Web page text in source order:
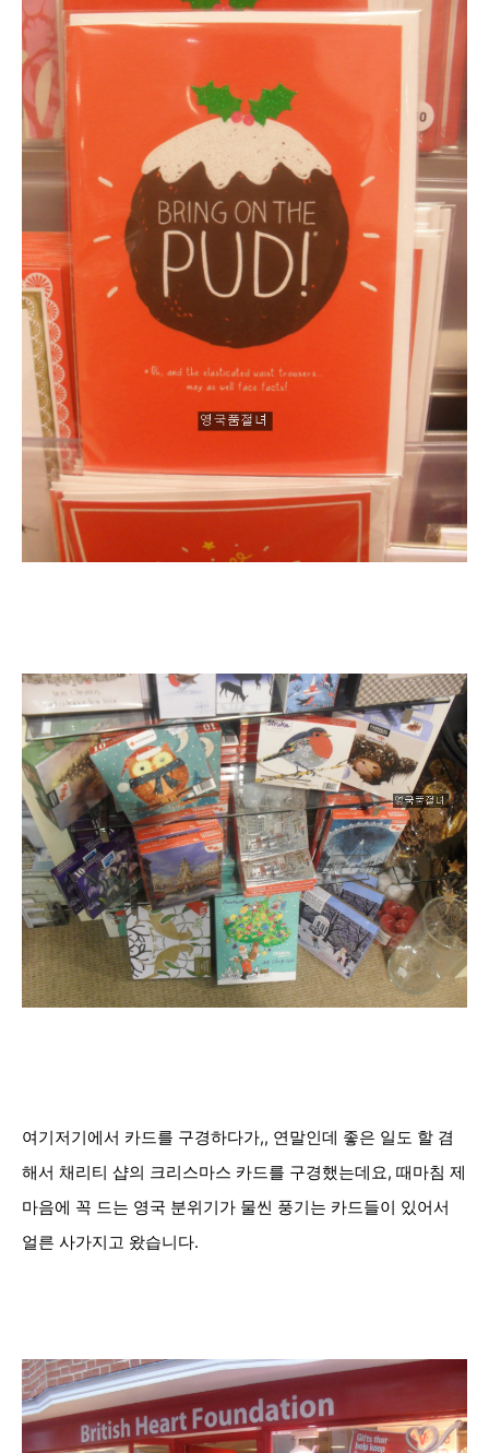
여기저기에서 카드를 구경하다가,, 연말인데 좋은 일도 할 겸
해서 채리티 샵의 크리스마스 카드를 구경했는데요, 때마침 제
마음에 꼭 드는 영국 분위기가 물씬 풍기는 카드들이 있어서
얼른 사가지고 왔습니다.